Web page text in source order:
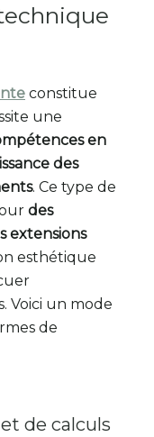
constitue
une
en
des
. Ce type de
des
extensions
esthétique
Voici un mode
de
de calculs